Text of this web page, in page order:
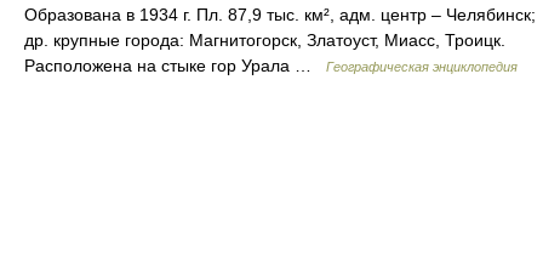
Образована в 1934 г. Пл. 87,9 тыс. км², адм. центр – Челябинск;
др. крупные города: Магнитогорск, Златоуст, Миасс, Троицк.
Расположена на стыке гор Урала …
Географическая энциклопедия